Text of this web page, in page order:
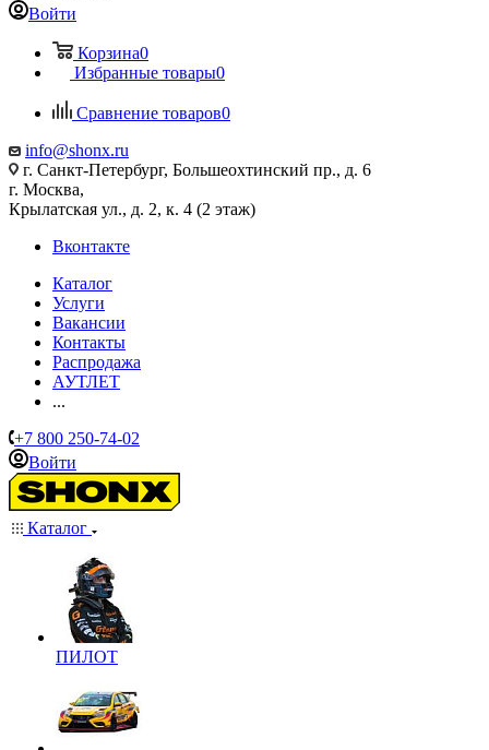
Войти
Корзина0
Избранные товары0
Сравнение товаров0
info@shonx.ru
г. Санкт-Петербург, Большеохтинский пр., д. 6
г. Москва,
Крылатская ул., д. 2, к. 4 (2 этаж)
Вконтакте
Каталог
Услуги
Вакансии
Контакты
Распродажа
АУТЛЕТ
...
+7 800 250-74-02
Войти
Каталог
ПИЛОТ